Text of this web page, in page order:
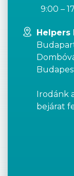
9:00 –
Helpers
Irodánk
bejárat